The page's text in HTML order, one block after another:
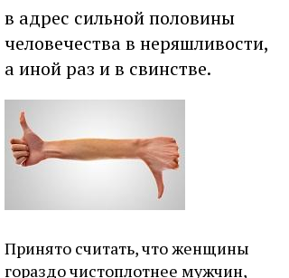
в адрес сильной половины
человечества в неряшливости,
а иной раз и в свинстве.
Принято считать, что женщины
гораздо чистоплотнее мужчин,